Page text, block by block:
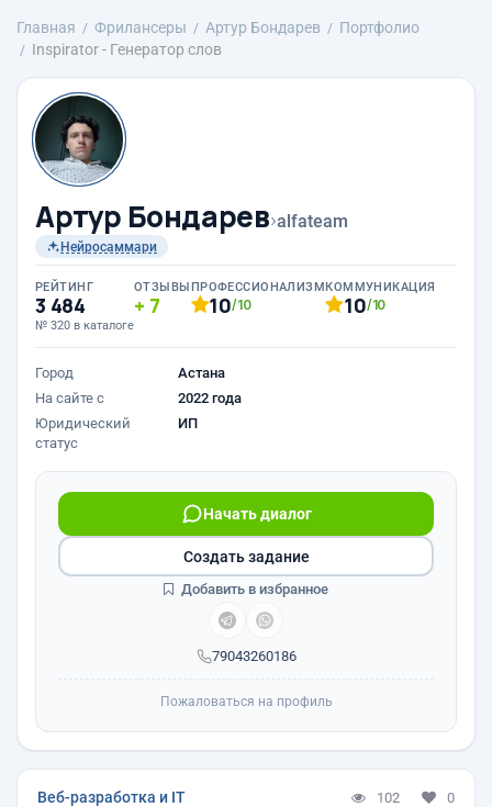
Главная Фрилансеры Артур Бондарев
Портфолио
Inspirator - Генератор слов
Артур Бондарев›alfateam
Нейросаммари
РЕЙТИНГ
3 484
№ 320 в каталоге
ОТЗЫВЫ
7
ПРОФЕССИОНАЛИЗМ
10/10
КОММУНИКАЦИЯ
10/10
Город
Астана
На сайте с
2022 года
Юридический
статус
ИП
79043260186
Начать диалог
Создать задание
Добавить в избранное
Пожаловаться на профиль
Веб-разработка и IT 102 0